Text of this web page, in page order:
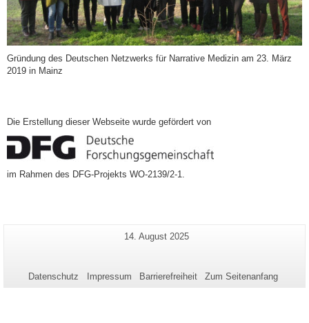
Gründung des Deutschen Netzwerks für Narrative Medizin am 23. März
2019 in Mainz
Die Erstellung dieser Webseite wurde gefördert von
im Rahmen des DFG-Projekts WO-2139/2-1.
Zusätzliche
dieser
Letzte
14. August 2025
Datenschutz Impressum Barrierefreiheit Zum Seitenanfang